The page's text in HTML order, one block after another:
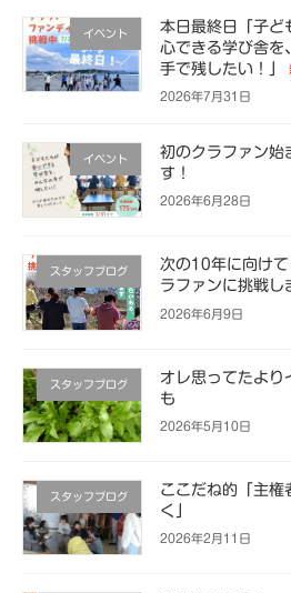
イベント
本日最終日「子ど
心できる学び舎を
手で残したい！」
2026年7月31日
イベント
初のクラファン始
す！
2026年6月28日
スタッフブログ
次の10年に向け
ラファンに挑戦し
2026年6月9日
スタッフブログ
オレ思ってたより
も
2026年5月10日
スタッフブログ
ここだね的「主権
く」
2026年2月11日